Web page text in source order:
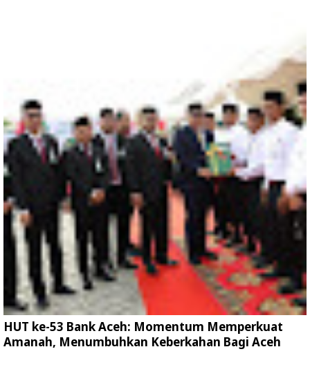
HUT ke-53 Bank Aceh: Momentum Memperkuat
Amanah, Menumbuhkan Keberkahan Bagi Aceh